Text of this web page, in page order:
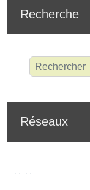
Recherche
Réseaux